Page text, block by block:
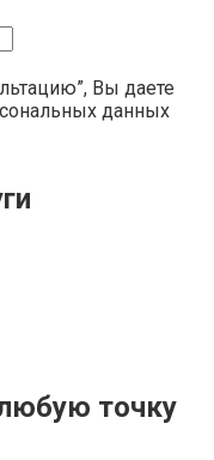
Вы даете
данных
точку